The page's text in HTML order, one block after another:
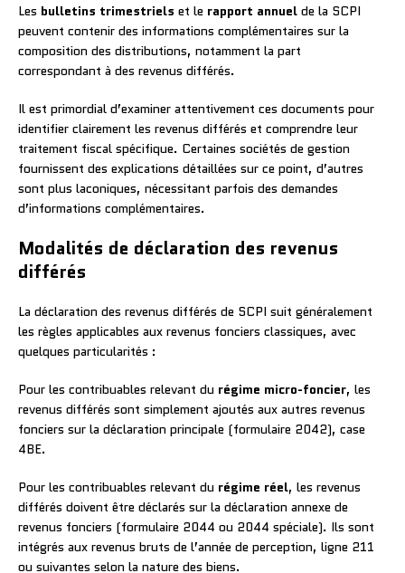
Les bulletins trimestriels et le rapport annuel de la SCPI
peuvent contenir des informations complémentaires sur la
composition des distributions, notamment la part
correspondant à des revenus différés.
Il est primordial d’examiner attentivement ces documents pour
identifier clairement les revenus différés et comprendre leur
traitement fiscal spécifique. Certaines sociétés de gestion
fournissent des explications détaillées sur ce point, d’autres
sont plus laconiques, nécessitant parfois des demandes
d’informations complémentaires.
Modalités de déclaration des revenus
différés
La déclaration des revenus différés de SCPI suit généralement
les règles applicables aux revenus fonciers classiques, avec
quelques particularités :
Pour les contribuables relevant du régime micro-foncier, les
revenus différés sont simplement ajoutés aux autres revenus
fonciers sur la déclaration principale (formulaire 2042), case
4BE.
Pour les contribuables relevant du régime réel, les revenus
différés doivent être déclarés sur la déclaration annexe de
revenus fonciers (formulaire 2044 ou 2044 spéciale). Ils sont
intégrés aux revenus bruts de l’année de perception, ligne 211
ou suivantes selon la nature des biens.